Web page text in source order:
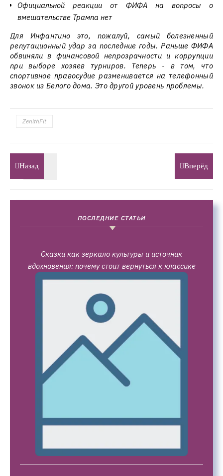
Официальной реакции от ФИФА на вопросы о
вмешательстве Трампа нет
Для Инфантино это, пожалуй, самый болезненный
репутационный удар за последние годы. Раньше ФИФА
обвиняли в финансовой непрозрачности и коррупции
при выборе хозяев турниров. Теперь - в том, что
спортивное правосудие разменивается на телефонный
звонок из Белого дома. Это другой уровень проблемы.
ZenithFit
Назад Вперёд
ПОСЛЕДНИЕ СТАТЬИ
Сказки как зеркало культуры и источник
вдохновения: почему стоит вернуться к классике